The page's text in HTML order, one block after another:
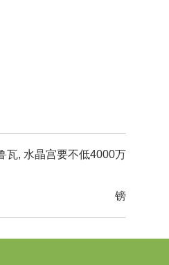
瓦, 水晶宫要不低4000万
镑